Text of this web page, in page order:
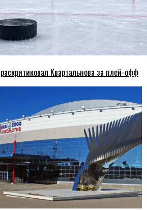
Квартальнова за плей-офф